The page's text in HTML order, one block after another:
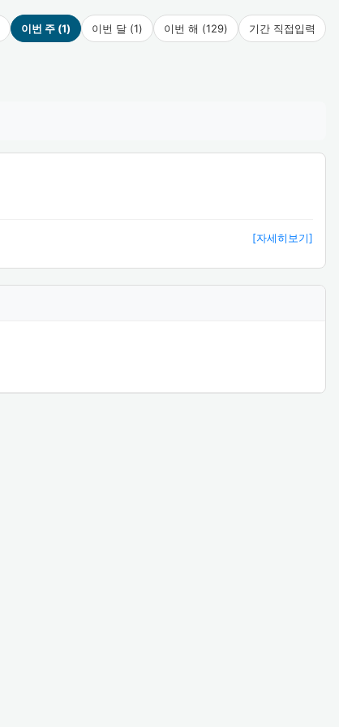
이번 주 (1) 이번 달 (1) 이번 해 (129) 기간 직접입력
[자세히보기]